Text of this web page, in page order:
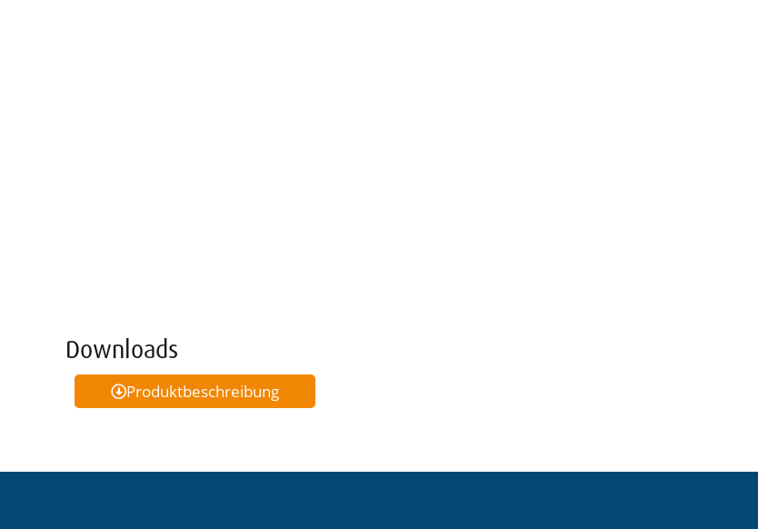
Downloads
Produktbeschreibung